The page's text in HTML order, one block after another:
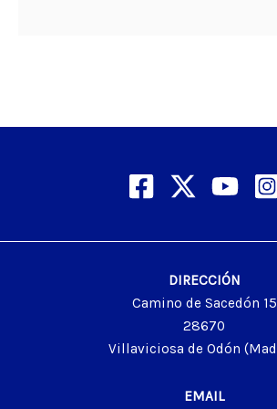
DIRECCIÓN
Camino de Sacedón 15
28670
Villaviciosa de Odón
EMAIL